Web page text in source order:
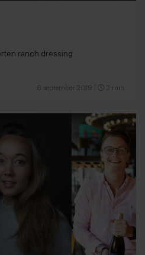
ranch dressing
6 september 2019 2 min